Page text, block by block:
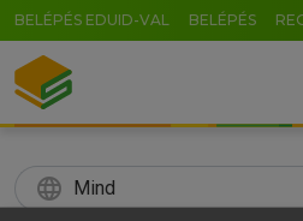
BELÉPÉS EDUID-VAL BELÉPÉS
language Mind